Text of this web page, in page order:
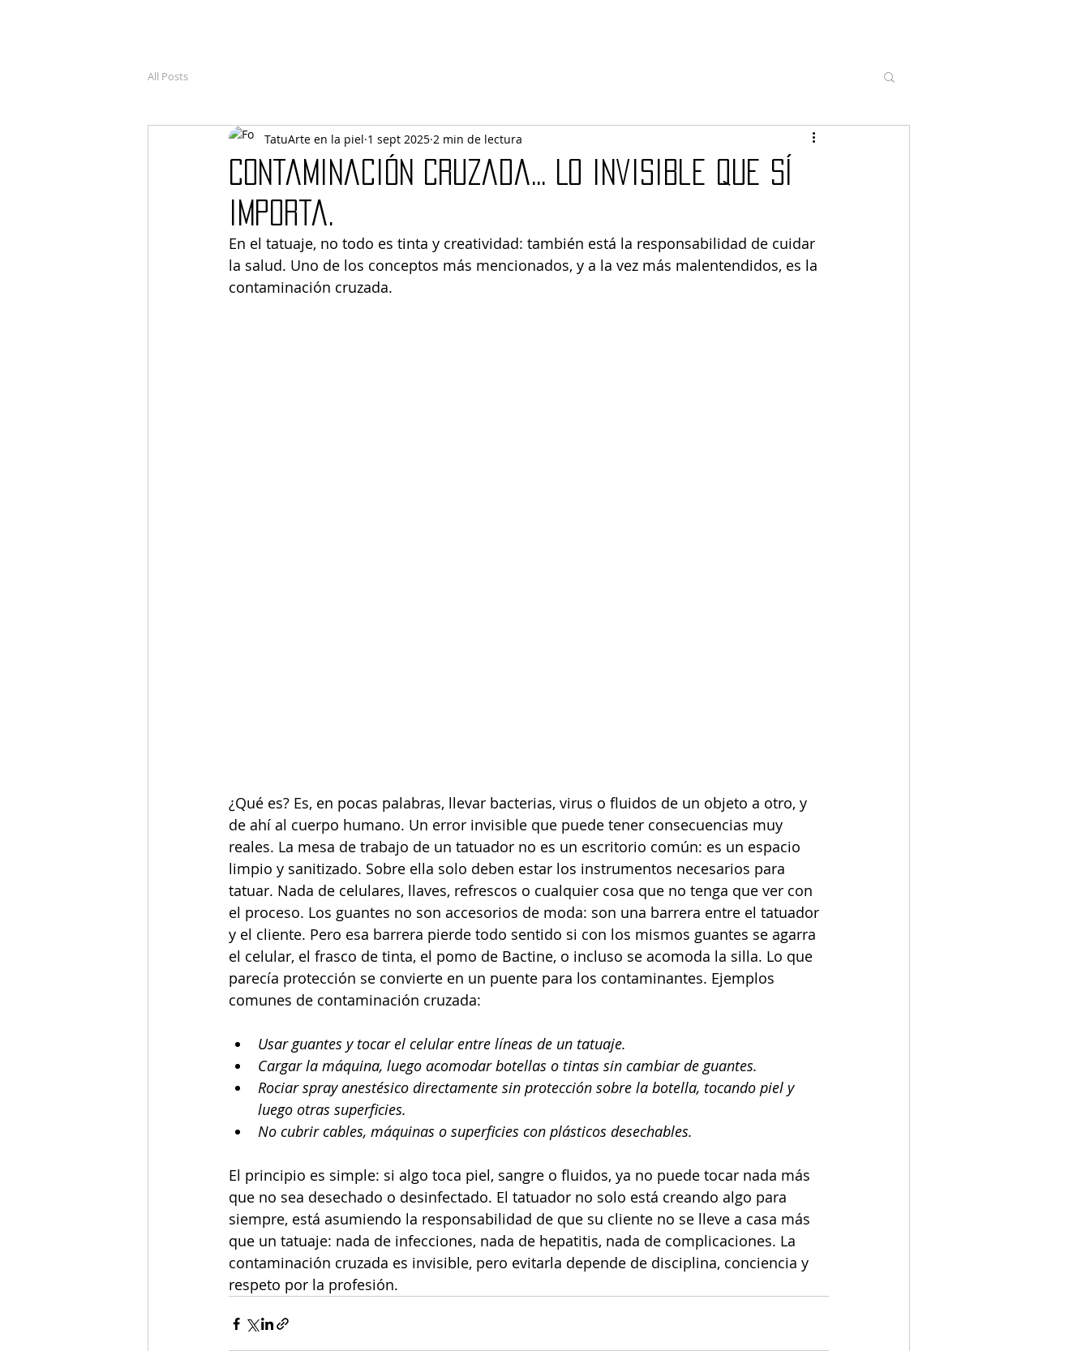
All Posts
Contaminación cruzada... Lo invisible que sí
importa.
TatuArte en la piel 1 sept 2025 2 min de lectura
En el tatuaje, no todo es tinta y creatividad: también está la responsabilidad de cuidar
la salud. Uno de los conceptos más mencionados, y a la vez más malentendidos, es la
contaminación cruzada.
¿Qué es? Es, en pocas palabras, llevar bacterias, virus o fluidos de un objeto a otro, y
de ahí al cuerpo humano. Un error invisible que puede tener consecuencias muy
reales. La mesa de trabajo de un tatuador no es un escritorio común: es un espacio
limpio y sanitizado. Sobre ella solo deben estar los instrumentos necesarios para
tatuar. Nada de celulares, llaves, refrescos o cualquier cosa que no tenga que ver con
el proceso. Los guantes no son accesorios de moda: son una barrera entre el tatuador
y el cliente. Pero esa barrera pierde todo sentido si con los mismos guantes se agarra
el celular, el frasco de tinta, el pomo de Bactine, o incluso se acomoda la silla. Lo que
parecía protección se convierte en un puente para los contaminantes. Ejemplos
comunes de contaminación cruzada:
Usar guantes y tocar el celular entre líneas de un tatuaje.
Cargar la máquina, luego acomodar botellas o tintas sin cambiar de guantes.
Rociar spray anestésico directamente sin protección sobre la botella, tocando piel y
luego otras superficies.
No cubrir cables, máquinas o superficies con plásticos desechables.
El principio es simple: si algo toca piel, sangre o fluidos, ya no puede tocar nada más
que no sea desechado o desinfectado. El tatuador no solo está creando algo para
siempre, está asumiendo la responsabilidad de que su cliente no se lleve a casa más
que un tatuaje: nada de infecciones, nada de hepatitis, nada de complicaciones. La
contaminación cruzada es invisible, pero evitarla depende de disciplina, conciencia y
respeto por la profesión.